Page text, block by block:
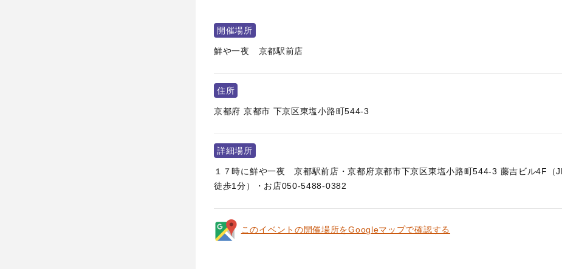
開催場所
鮮や一夜 京都駅前店
住所
京都府 京都市 下京区東塩小路町544-3
詳細場所
１７時に鮮や一夜 京都駅前店・京都府京都市下京区東塩小路町544-3 藤吉ビル4F（
徒歩1分）・お店050-5488-0382
このイベントの開催場所をGoogleマップで確認する